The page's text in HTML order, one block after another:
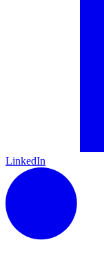
LinkedIn